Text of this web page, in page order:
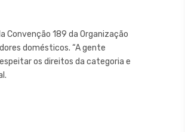
189 da Organização
domésticos. “A gente
os direitos da categoria e